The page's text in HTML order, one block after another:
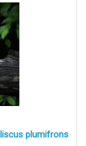
plumifrons